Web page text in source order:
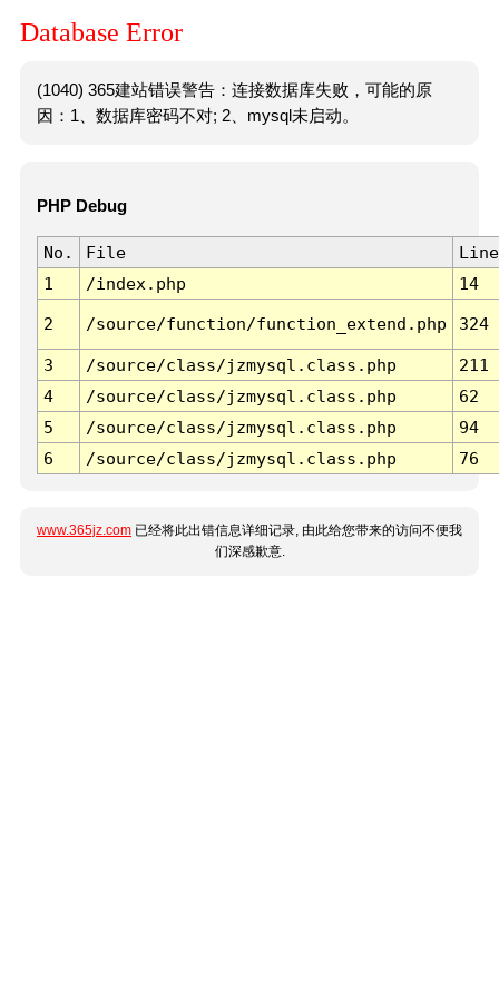
Database Error
(1040) 365建站错误警告：连接数据库失败，可能的原
因：1、数据库密码不对; 2、mysql未启动。
PHP Debug
No. File
Line
1
/index.php 14
2 /source/function/function_extend.php 324
3 /source/class/jzmysql.class.php
211
4
/source/class/jzmysql.class.php
62
5
/source/class/jzmysql.class.php
94
6
/source/class/jzmysql.class.php 76
www.365jz.com 已经将此出错信息详细记录, 由此给您带来的访问不便我
们深感歉意.